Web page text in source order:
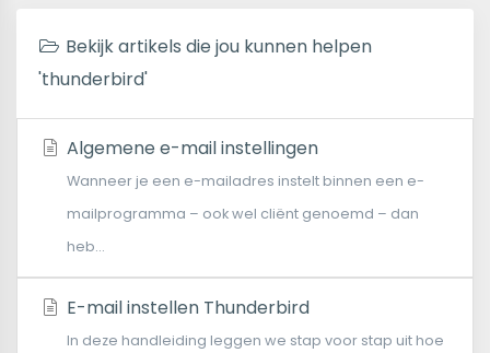
Bekijk artikels die jou kunnen helpen
'thunderbird'
Algemene e-mail instellingen
Wanneer je een e-mailadres instelt binnen een e-
mailprogramma – ook wel cliënt genoemd – dan
heb...
E-mail instellen Thunderbird
In deze handleiding leggen we stap voor stap uit hoe